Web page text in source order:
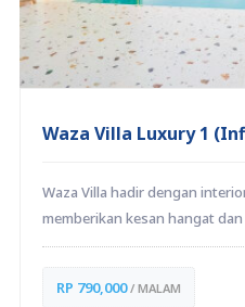
Waza Villa Luxury 1
Waza Villa hadir dengan
memberikan kesan hangat dan
RP 790,000/ MALAM